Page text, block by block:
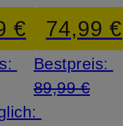
€
STELLA
74,99 €
Bestpreis:
89,99 €